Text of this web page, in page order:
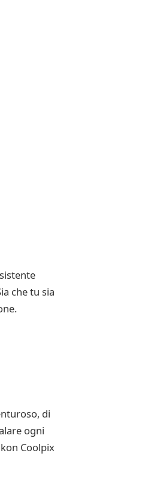
che tu sia
di
ogni
Coolpix